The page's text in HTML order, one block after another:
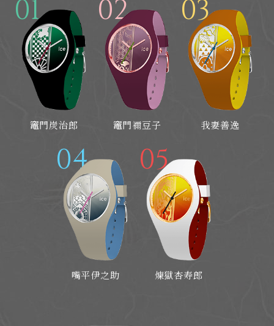
01
竈門炭治郎
02
竈門禰豆子
03
我妻善逸
04
嘴平伊之助
05
煉󠄁獄杏寿郎